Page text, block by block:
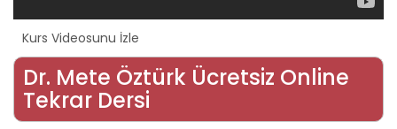
Kurs Videosunu İzle
Dr. Mete Öztürk Ücretsiz Online
Tekrar Dersi